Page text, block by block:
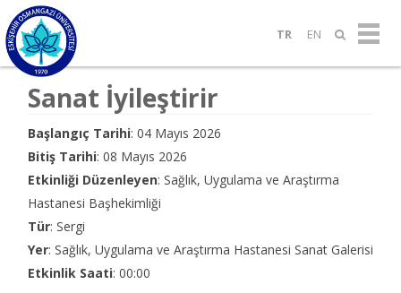
TR EN
Sanat İyileştirir
Başlangıç Tarihi: 04 Mayıs 2026
Bitiş Tarihi: 08 Mayıs 2026
Etkinliği Düzenleyen: Sağlık, Uygulama ve Araştırma
Hastanesi Başhekimliği
Tür: Sergi
Yer: Sağlık, Uygulama ve Araştırma Hastanesi Sanat Galerisi
Etkinlik Saati: 00:00